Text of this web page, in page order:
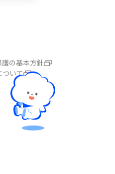
の基本方針
ついて